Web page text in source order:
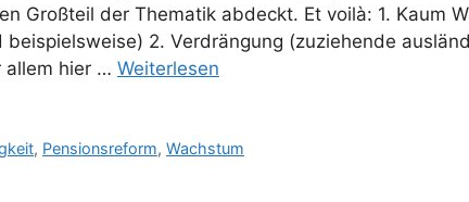
Großteil der Thematik abdeckt. Et voilà: 1. Kaum
beispielsweise) 2. Verdrängung (zuziehende
allem hier … Weiterlesen
, Pensionsreform,Wachstum